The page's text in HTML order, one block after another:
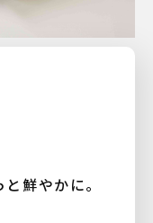
鮮やかに。